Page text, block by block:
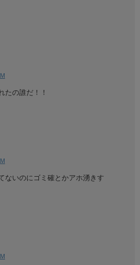
たの誰だ！！
ないのにゴミ確とかアホ湧きす